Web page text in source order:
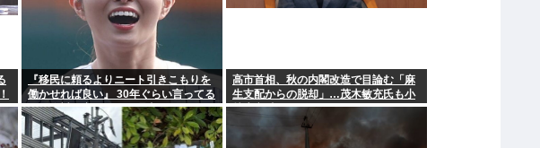
『移民に頼るよりニート引きこもりを
働かせれば良い』 30年ぐらい言ってる
けど絶対に実現しない理由www
高市首相、秋の内閣改造で目論む「麻
生支配からの脱却」…茂木敏充氏も小
林鷹之氏もクビ